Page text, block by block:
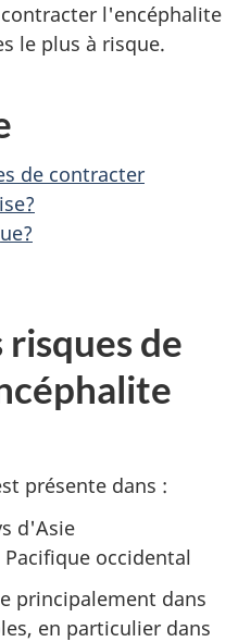
l'encéphalite
le plus à risque.
de contracter
de
présente dans :
d'Asie
occidental
principalement dans
en particulier dans